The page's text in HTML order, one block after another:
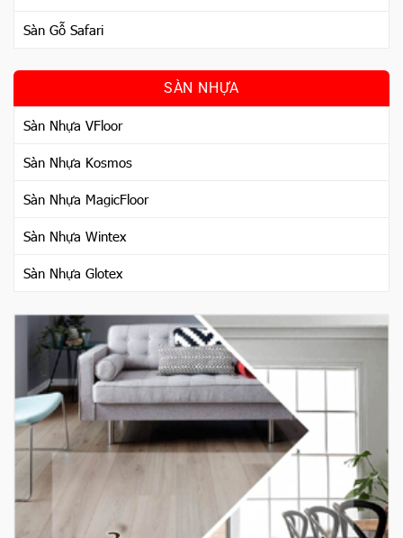
Sàn Gỗ Safari
SÀN NHỰA
Sàn Nhựa VFloor
Sàn Nhựa Kosmos
Sàn Nhựa MagicFloor
Sàn Nhựa Wintex
Sàn Nhựa Glotex